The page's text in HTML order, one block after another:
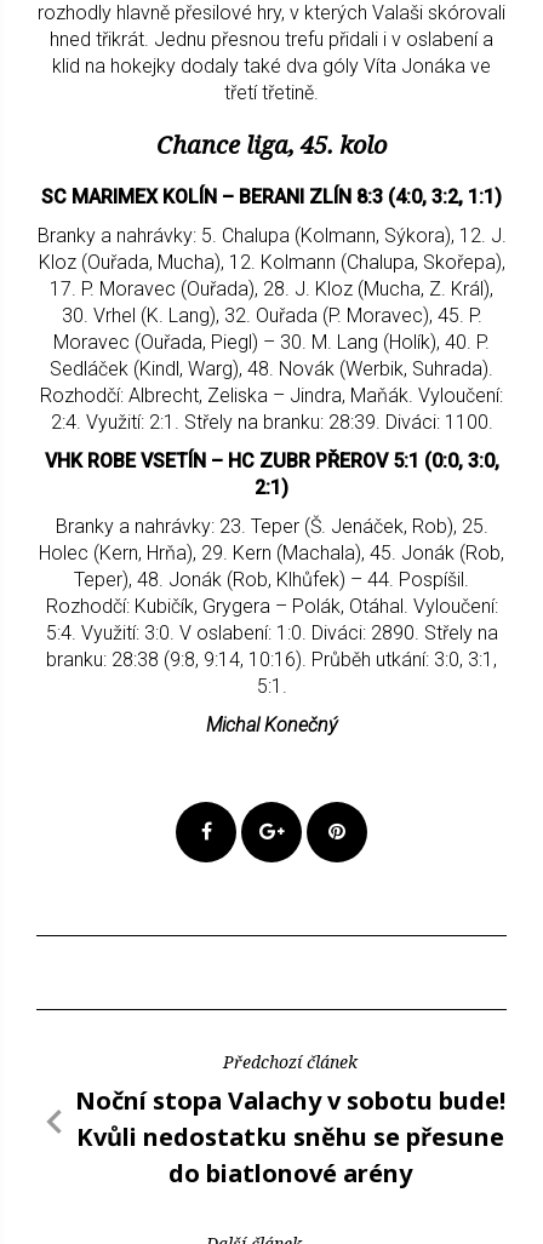
rozhodly hlavně přesilové hry, v kterých Valaši skórovali
hned třikrát. Jednu přesnou trefu přidali i v oslabení a
klid na hokejky dodaly také dva góly Víta Jonáka ve
třetí třetině.
Chance liga, 45. kolo
SC MARIMEX KOLÍN – BERANI ZLÍN 8:3 (4:0, 3:2, 1:1)
Branky a nahrávky: 5. Chalupa (Kolmann, Sýkora), 12. J.
Kloz (Ouřada, Mucha), 12. Kolmann (Chalupa, Skořepa),
17. P. Moravec (Ouřada), 28. J. Kloz (Mucha, Z. Král),
30. Vrhel (K. Lang), 32. Ouřada (P. Moravec), 45. P.
Moravec (Ouřada, Piegl) – 30. M. Lang (Holík), 40. P.
Sedláček (Kindl, Warg), 48. Novák (Werbik, Suhrada).
Rozhodčí: Albrecht, Zeliska – Jindra, Maňák. Vyloučení:
2:4. Využití: 2:1. Střely na branku: 28:39. Diváci: 1100.
VHK ROBE VSETÍN – HC ZUBR PŘEROV 5:1 (0:0, 3:0,
2:1)
Branky a nahrávky: 23. Teper (Š. Jenáček, Rob), 25.
Holec (Kern, Hrňa), 29. Kern (Machala), 45. Jonák (Rob,
Teper), 48. Jonák (Rob, Klhůfek) – 44. Pospíšil.
Rozhodčí: Kubičík, Grygera – Polák, Otáhal. Vyloučení:
5:4. Využití: 3:0. V oslabení: 1:0. Diváci: 2890. Střely na
branku: 28:38 (9:8, 9:14, 10:16). Průběh utkání: 3:0, 3:1,
5:1.
Michal Konečný
Předchozí článek
Noční stopa Valachy v sobotu bude!
Kvůli nedostatku sněhu se přesune
do biatlonové arény